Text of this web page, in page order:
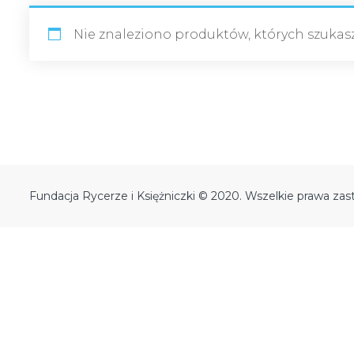
Nie znaleziono produktów, których
Fundacja Rycerze i Księżniczki © 2020. Wszelkie prawa